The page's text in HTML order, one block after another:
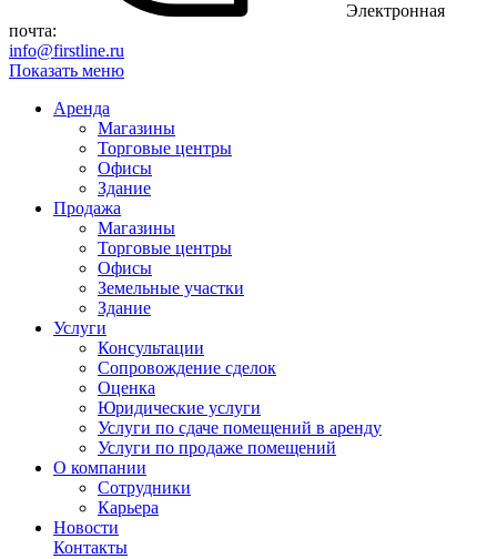
Электронная
почта:
info@firstline.ru
Показать меню
Аренда
Магазины
Торговые центры
Офисы
Здание
Продажа
Магазины
Торговые центры
Офисы
Земельные участки
Здание
Услуги
Консультации
Сопровождение сделок
Оценка
Юридические услуги
Услуги по сдаче помещений в аренду
Услуги по продаже помещений
О компании
Сотрудники
Карьера
Новости
Контакты